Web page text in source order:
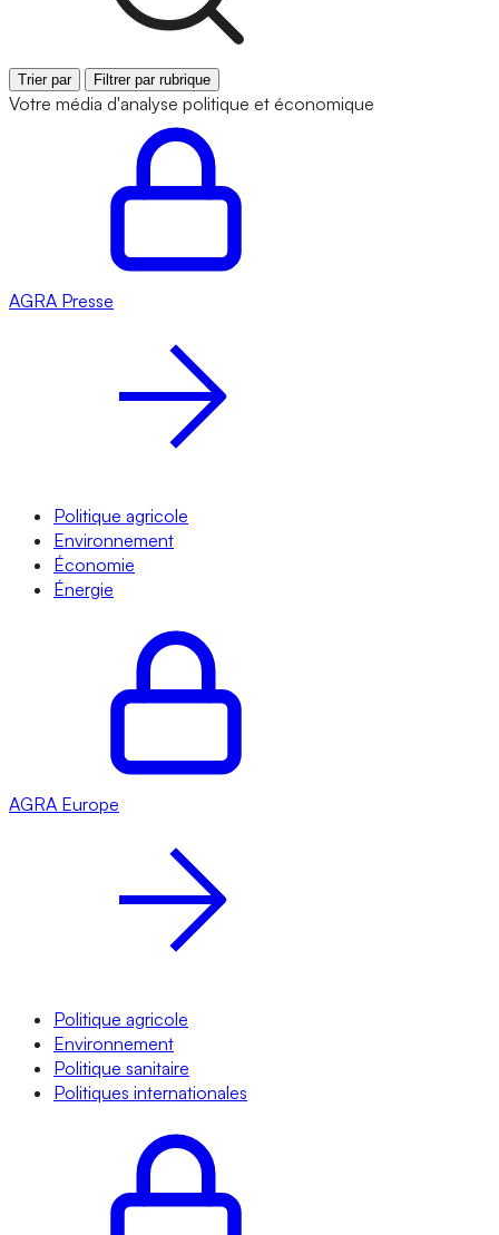
Trier par Filtrer par rubrique
Votre média d'analyse politique et économique
AGRA Presse
Politique agricole
Environnement
Économie
Énergie
AGRA Europe
Politique agricole
Environnement
Politique sanitaire
Politiques internationales